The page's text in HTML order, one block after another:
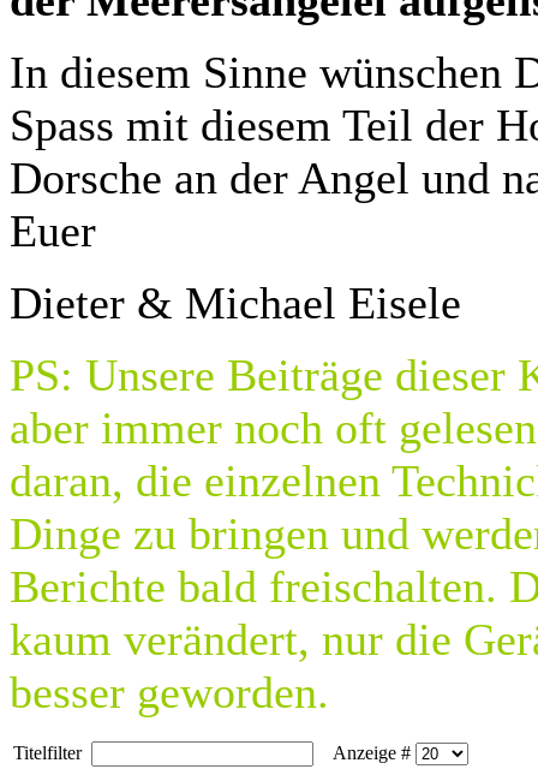
In diesem Sinne wünschen
Spass mit diesem Teil der
Dorsche an der Angel und
Euer
Dieter & Michael Eisele
PS: Unsere Beiträge dieser
aber immer noch oft
daran, die einzelnen
Dinge zu bringen und
Berichte bald freischalten.
kaum verändert, nur die
besser geworden.
Titelfilter
Anzeige #